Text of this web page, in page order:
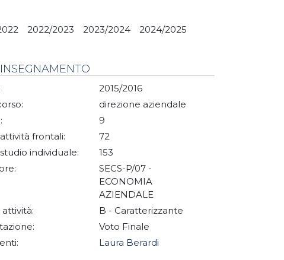
2022/2023 2023/2024 2024/2025
2015/2016
direzione aziendale
9
frontali:
72
individuale:
153
SECS-P/07 -
ECONOMIA
AZIENDALE
B - Caratterizzante
Voto Finale
Laura Berardi